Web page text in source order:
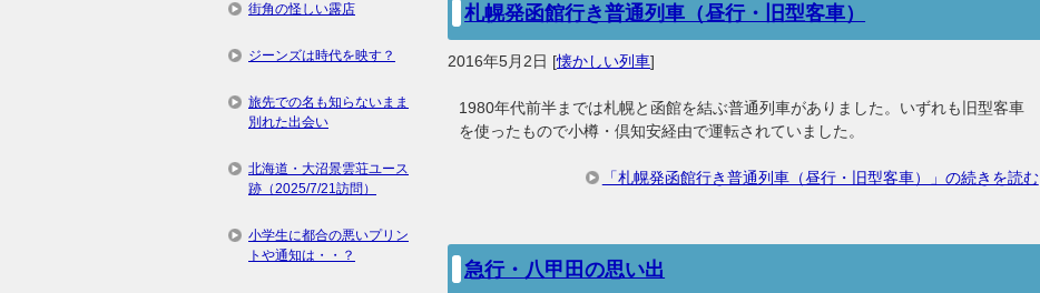
札幌発函館行き普通列車（昼行・旧型客車）
2016年5月2日 [懐かしい列車]
1980年代前半までは札幌と函館を結ぶ普通列車がありました。いずれも旧型客車
を使ったもので小樽・倶知安経由で運転されていました。
「札幌発函館行き普通列車（昼行・旧型客車）」の続きを読む
急行・八甲田の思い出
街角の怪しい露店
ジーンズは時代を映す？
旅先での名も知らないまま
別れた出会い
北海道・大沼景雲荘ユース
跡（2025/7/21訪問）
小学生に都合の悪いプリン
トや通知は・・？